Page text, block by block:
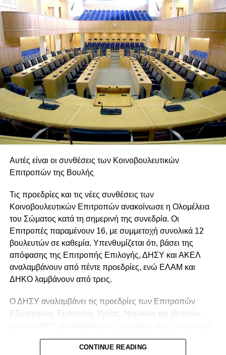
RELATED TOPICS:
UP NEXT
ΚΟΙΝΟΒΟΥΛΕΥΤΙΚΗ ΕΠΙΤΡΟΠΗ ΓΕΩΡΓΙΑΣ ΚΑΙ
DON'T MISS
ΙΩΑΝΝΙΔΗΣ “ΝΑ ΠΩΣ ΠΑΡΑΒΙΑΣΑΝ ΤΗΝ
ΣΥΜΒΑΣΗ ΓΙΑ ΤΙΣ ΣΥΓΚΟΙΝΩΝΙΕΣ”
Αυτές είναι οι συνθέσεις των Κοινοβουλευτικών
Επιτροπών της Βουλής
Τις προεδρίες και τις νέες συνθέσεις των
Κοινοβουλευτικών Επιτροπών ανακοίνωσε η Ολομέλεια
του Σώματος κατά τη σημερινή της συνεδρία. Οι
Επιτροπές παραμένουν 16, με συμμετοχή συνολικά 12
βουλευτών σε καθεμία. Υπενθυμίζεται ότι, βάσει της
απόφασης της Επιτροπής Επιλογής, ΔΗΣΥ και ΑΚΕΛ
αναλαμβάνουν από πέντε προεδρίες, ενώ ΕΛΑΜ και
ΔΗΚΟ λαμβάνουν από τρεις.
Ο ΔΗΣΥ αναλαμβάνει τις προεδρίες των Επιτροπών
Εξωτερικών, Εμπορίου, Υγείας, Νομικών και Θεσμών,
Εσωτερικών, Εργασίας, Γεωργίας, Προσφύγων και
Ανθρωπίνων Δικαιωμάτων. Το ΕΛΑΜ λαμβάνει τις
CONTINUE READING